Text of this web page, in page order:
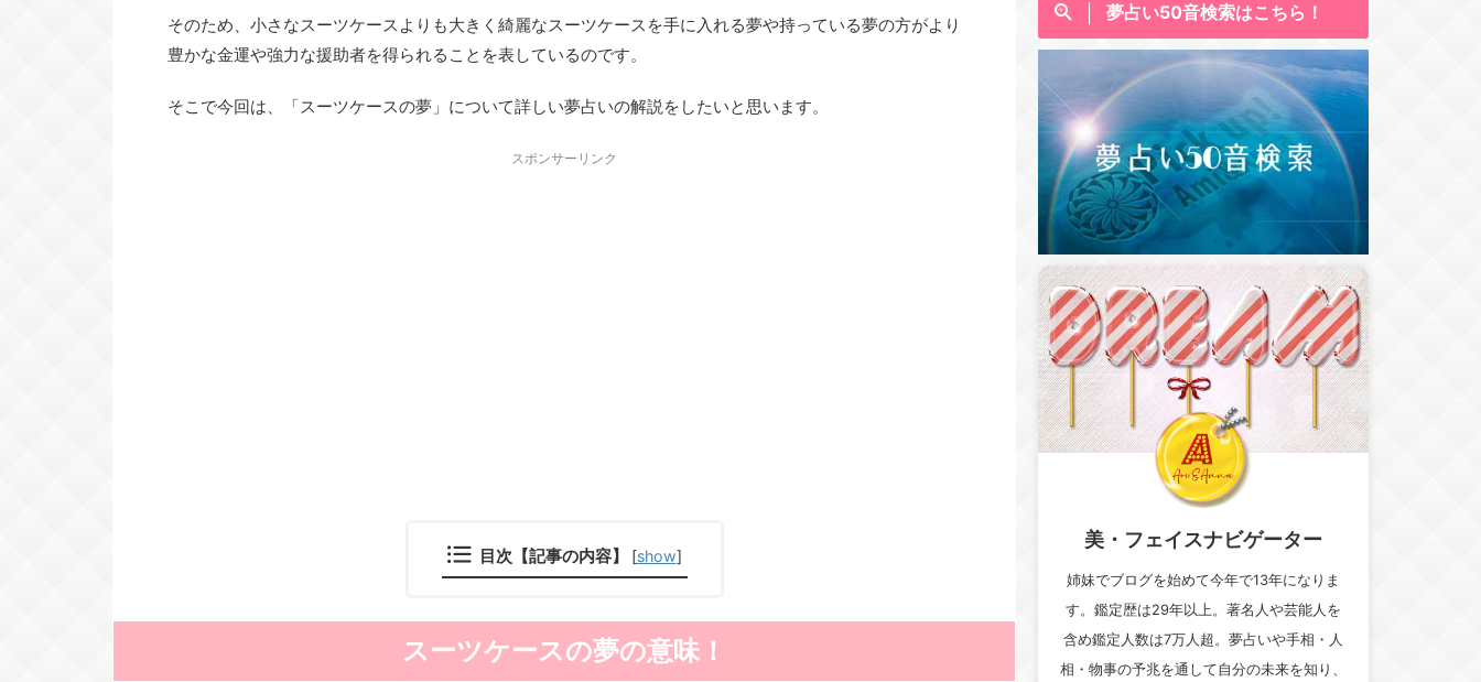
そのため、小さなスーツケースよりも大きく綺麗なスーツケースを手に入れる夢や持っている夢の方がより
豊かな金運や強力な援助者を得られることを表しているのです。
そこで今回は、「スーツケースの夢」について詳しい夢占いの解説をしたいと思います。
スポンサーリンク
目次【記事の内容】 [show]
スーツケースの夢の意味！
夢占い50音検索はこちら！
美・フェイスナビゲーター
姉妹でブログを始めて今年で13年になりま
す。鑑定歴は29年以上。著名人や芸能人を
含め鑑定人数は7万人超。夢占いや手相・人
相・物事の予兆を通して自分の未来を知り、